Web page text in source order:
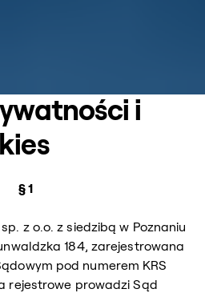
i
§ 1
z o.o. z siedzibą w Poznaniu
184, zarejestrowana
pod numerem KRS
rejestrowe prowadzi Sąd